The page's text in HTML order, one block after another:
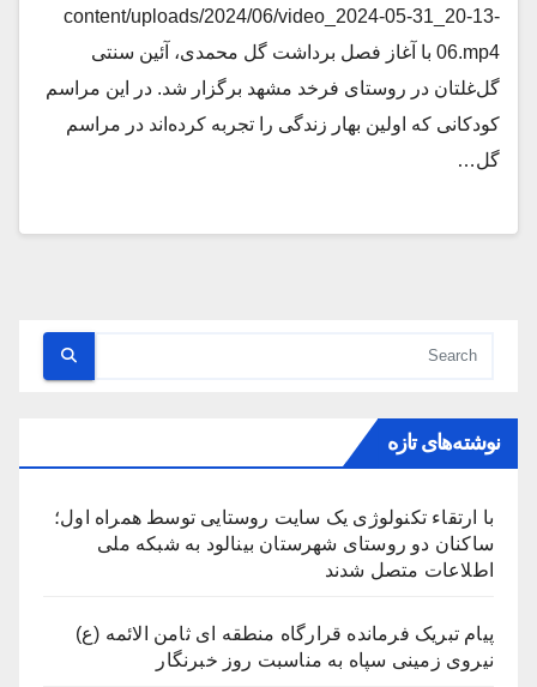
content/uploads/2024/06/video_2024-05-31_20-13-
06.mp4 با آغاز فصل برداشت گل محمدی، آئین سنتی
گل‌غلتان در روستای فرخد مشهد برگزار شد. در این مراسم
کودکانی که اولین بهار زندگی را تجربه کرده‌اند در مراسم
گل…
نوشته‌های تازه
با ارتقاء تکنولوژی یک سایت روستایی توسط همراه اول؛
ساکنان دو روستای شهرستان بینالود به شبکه ملی
اطلاعات متصل شدند
پیام تبریک فرمانده قرارگاه منطقه ای ثامن الائمه (ع)
نیروی زمینی سپاه به مناسبت روز خبرنگار